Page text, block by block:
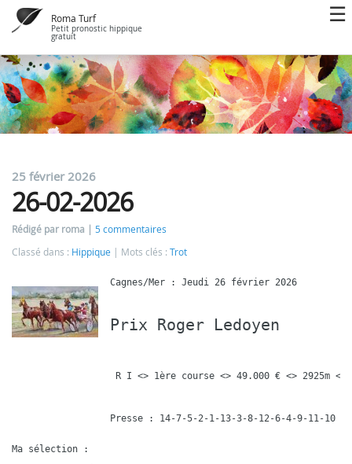
Roma Turf
Petit pronostic hippique
gratuit
25 février 2026
26-02-2026
Rédigé par roma
5 commentaires
Classé dans : Hippique Mots clés : Trot
Prix Roger Ledoyen
R I <> 1ère course <> 49.000 € <> 2925m
Presse : 14-7-5-2-1-13-3-8-12-6-4-9-11-10
Ma sélection :